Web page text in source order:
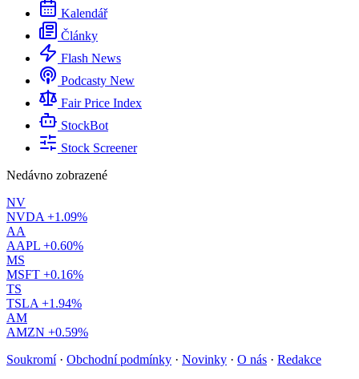
Kalendář
Články
Flash News
Podcasty New
Fair Price Index
StockBot
Stock Screener
Nedávno zobrazené
NV
NVDA +1.09%
AA
AAPL +0.60%
MS
MSFT +0.16%
TS
TSLA +1.94%
AM
AMZN +0.59%
Soukromí · Obchodní podmínky · Novinky · O nás · Redakce